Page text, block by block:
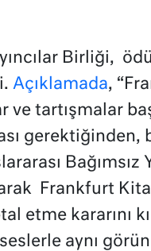
Birliği,
Açıklamada,
ve tartışmalar
gerektiğinden,
Bağımsız
Frankfurt
etme kararını
aynı